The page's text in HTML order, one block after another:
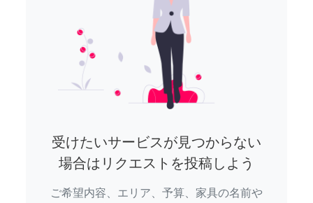
受けたいサービスが見つからない
場合はリクエストを投稿しよう
ご希望内容、エリア、予算、家具の名前や